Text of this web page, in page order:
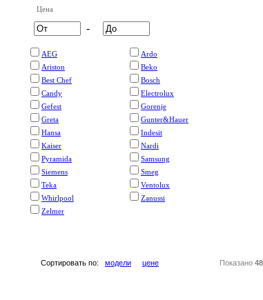
Цена
-
AEG
Ardo
Ariston
Beko
Best Chef
Bosch
Candy
Electrolux
Gefest
Gorenje
Greta
Gunter&Hauer
Hansa
Indesit
Kaiser
Nardi
Pyramida
Samsung
Siemens
Smeg
Teka
Ventolux
Whirlpool
Zanussi
Zelmer
Сортировать по: модели цене Показано